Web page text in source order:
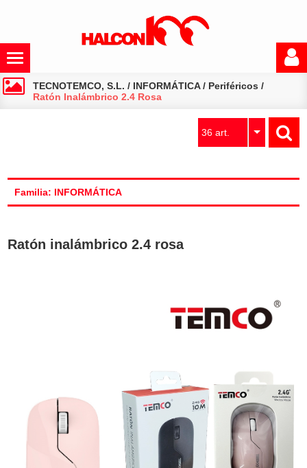
TECNOTEMCO, S.L. / INFORMÁTICA/ Periféricos /
Ratón Inalámbrico 2.4 Rosa
36 art.
Familia: INFORMÁTICA
Ratón inalámbrico 2.4 rosa